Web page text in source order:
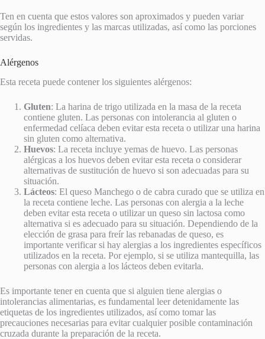
Ten en cuenta que estos valores son aproximados y pueden variar
según los ingredientes y las marcas utilizadas, así como las porciones
servidas.
Alérgenos
Esta receta puede contener los siguientes alérgenos:
Gluten: La harina de trigo utilizada en la masa de la receta
contiene gluten. Las personas con intolerancia al gluten o
enfermedad celíaca deben evitar esta receta o utilizar una harina
sin gluten como alternativa.
Huevos: La receta incluye yemas de huevo. Las personas
alérgicas a los huevos deben evitar esta receta o considerar
alternativas de sustitución de huevo si son adecuadas para su
situación.
Lácteos: El queso Manchego o de cabra curado que se utiliza en
la receta contiene leche. Las personas con alergia a la leche
deben evitar esta receta o utilizar un queso sin lactosa como
alternativa si es adecuado para su situación. Dependiendo de la
elección de grasa para freír las rebanadas de queso, es
importante verificar si hay alergias a los ingredientes específicos
utilizados en la receta. Por ejemplo, si se utiliza mantequilla, las
personas con alergia a los lácteos deben evitarla.
Es importante tener en cuenta que si alguien tiene alergias o
intolerancias alimentarias, es fundamental leer detenidamente las
etiquetas de los ingredientes utilizados, así como tomar las
precauciones necesarias para evitar cualquier posible contaminación
cruzada durante la preparación de la receta.